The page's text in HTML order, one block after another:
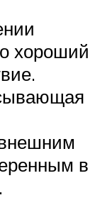
хороший
в